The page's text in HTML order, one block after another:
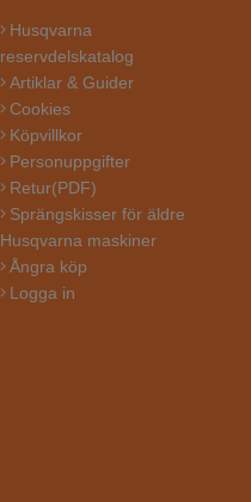
Husqvarna
reservdelskatalog
Artiklar & Guider
Cookies
Köpvillkor
Personuppgifter
Retur(PDF)
Sprängskisser för äldre
Husqvarna maskiner
Ångra köp
Logga in